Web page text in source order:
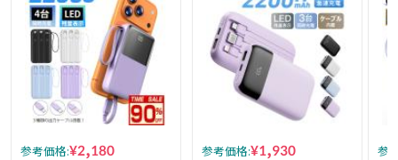
参考価格:¥2,180 参考価格:¥1,930 参